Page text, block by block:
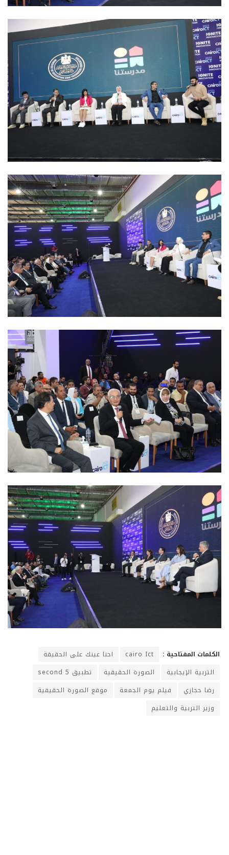
الكلمات المفتاحية : cairo Ict
احنا عينك على الحقيقة
التربية الإيجابية
الصورة الحقيقية
تطبيق 5 second
رضا حجازي
فيلم يوم الجمعة
موقع الصورة الحقيقية
وزير التربية والتعليم